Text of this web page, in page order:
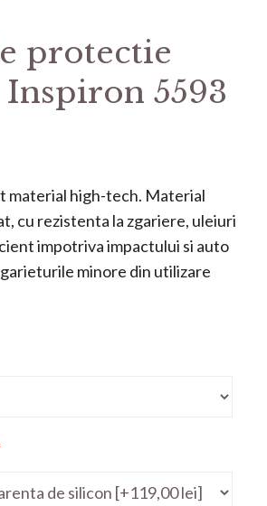
protectie
5593
material high-tech. Material
cu rezistenta la zgariere, uleiuri
impotriva impactului si auto
minore din utilizare